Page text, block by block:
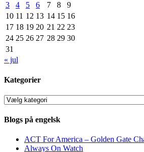
3
4 5 6 7 8
9
10 11 12 13 14 15 16
17 18 19 20 21 22 23
24 25 26 27 28 29 30
31
« jul
Kategorier
Kategorier
Blogs på engelsk
ACT For America – Golden Gate
Always On Watch